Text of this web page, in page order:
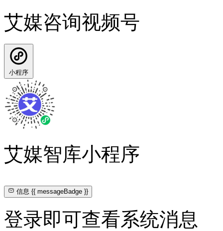
艾媒咨询视频号
小程序
艾媒智库小程序
信息{{ messageBadge }}
登录即可查看系统消息